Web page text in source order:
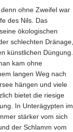
ohne Zweifel war
des Nils. Das
ökologischen
schlechten Dränage,
künstlichen Düngung.
kam ohne
langen Weg nach
hängen und viele
bietet die riesige
In Unterägypten im
stärker vom sich
der Schlamm vom